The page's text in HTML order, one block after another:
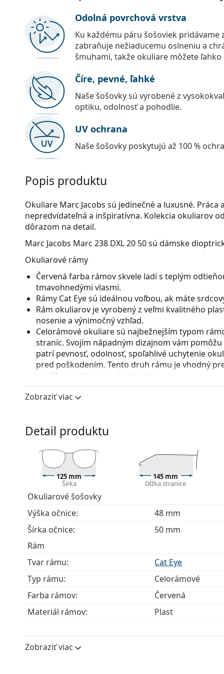
Odolná povrchová vrstva
Ku každému páru šošoviek
zabraňuje nežiaducemu oslneniu a
šmuhami, takže okuliare môžete ľahko
Číre, pevné, ľahké
Naše šošovky sú vyrobené z
optiku, odolnosť a pohodlie.
UV ochrana
Naše šošovky poskytujú až 100 %
Popis produktu
Okuliare Marc Jacobs sú jedinečné a luxusné.
nepredvídateľná a inšpiratívna. Kolekcia okuliarov
dôrazom na detail.
Marc Jacobs Marc 238 DXL 20 50sú dámske
Okuliarové rámy
Červená farba rámov skvele ladí s teplým
tmavohnedými vlasmi.
Rámy Cat Eye sú ideálnou voľbou, ak máte
Rám okuliarov je vyrobený z veľmi kvalitného
nosenie a výnimočný vzhľad.
Celorámové okuliare sú najbežnejším typom
straníc. Svojím nápadným dizajnom vám
patrí pevnosť, odolnosť, spoľahlivé uchytenie
pred poškodením. Tento druh rámu je vhodný
s vyššou optickou mohutnosťou.
Príslušenstvo
modely môžu namiesto handričky obsahovať
Ide o zdravotnícku pomôcku. Pred použitím si
Zobraziť viac
Detail produktu
125 mm
Šírka
145 mm
Dĺžka stranice
Okuliarové šošovky
Výška očnice:
48 mm
Šírka očnice:
50 mm
Rám
Tvar rámu:
Cat Eye
Typ rámu:
Celorámové
Farba rámov:
Červená
Materiál rámov:
Plast
Šírka:
Zobraziť viac